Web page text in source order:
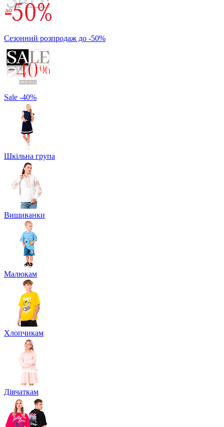
Сезонний розпродаж до -50%
Sale -40%
Шкільна група
Вишиванки
Малюкам
Хлопчикам
Дівчаткам